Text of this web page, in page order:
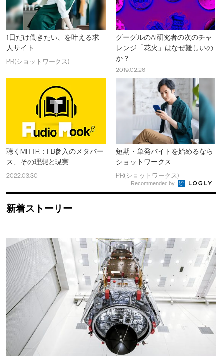
1日だけ働きたい、を叶える求
人サイト
PR(ショットワークス)
グーグルのAI研究者の次のチャ
レンジ「花火」はなぜ難しいの
か？
2019.02.26
聴くMITTR：FB参入のメタバー
ス、その理想と現実
2022.03.30
短期・単発バイトを始めるなら
ショットワークス
PR(ショットワークス)
Recommended by
新着ストーリー